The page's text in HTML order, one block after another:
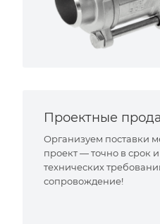
Проектные
Организуем поставки
проект — точно в срок и
технических
сопровождение!